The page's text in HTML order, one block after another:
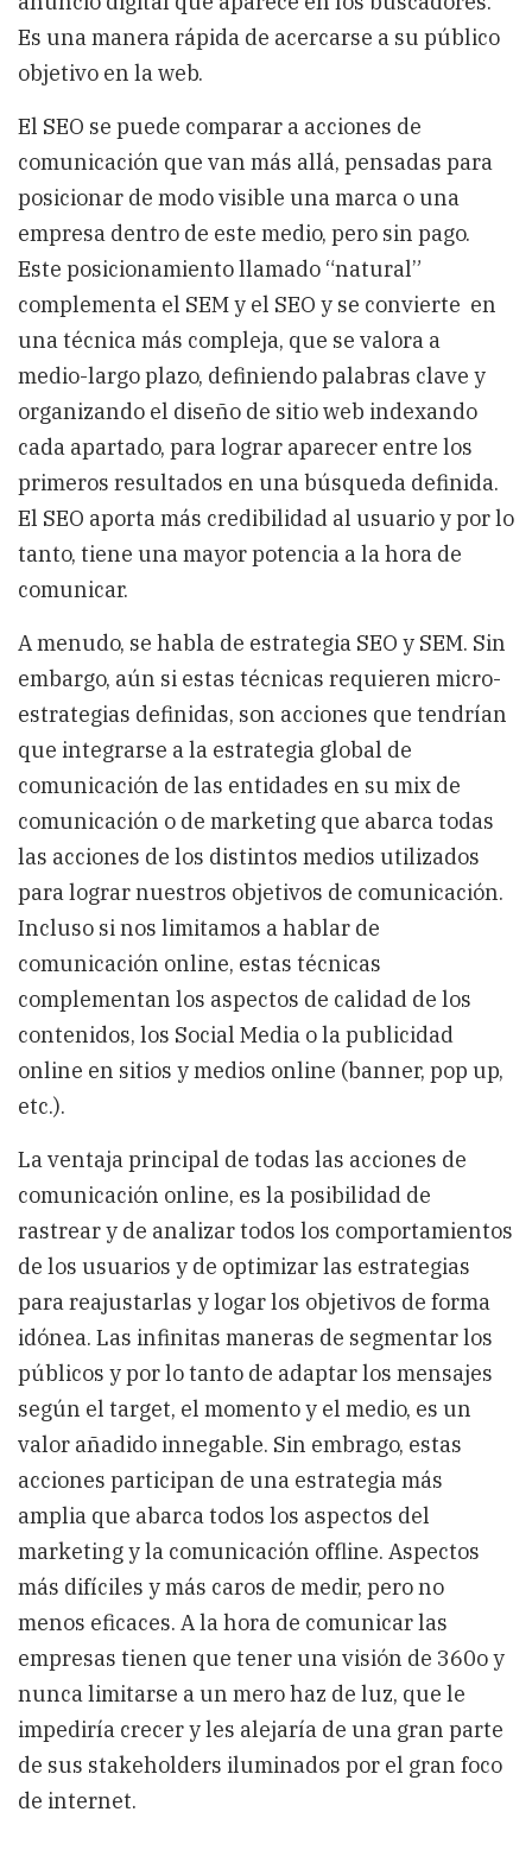
Es una manera rápida de acercarse a su público
objetivo en la web.
El SEO se puede comparar a acciones de
comunicación que van más allá, pensadas para
posicionar de modo visible una marca o una
empresa dentro de este medio, pero sin pago.
Este posicionamiento llamado “natural”
complementa el SEM y el SEO y se convierte en
una técnica más compleja, que se valora a
medio-largo plazo, definiendo palabras clave y
organizando el diseño de sitio web indexando
cada apartado, para lograr aparecer entre los
primeros resultados en una búsqueda definida.
El SEO aporta más credibilidad al usuario y por lo
tanto, tiene una mayor potencia a la hora de
comunicar.
A menudo, se habla de estrategia SEO y SEM. Sin
embargo, aún si estas técnicas requieren micro-
estrategias definidas, son acciones que tendrían
que integrarse a la estrategia global de
comunicación de las entidades en su mix de
comunicación o de marketing que abarca todas
las acciones de los distintos medios utilizados
para lograr nuestros objetivos de comunicación.
Incluso si nos limitamos a hablar de
comunicación online, estas técnicas
complementan los aspectos de calidad de los
contenidos, los Social Media o la publicidad
online en sitios y medios online (banner, pop up,
etc.).
La ventaja principal de todas las acciones de
comunicación online, es la posibilidad de
rastrear y de analizar todos los comportamientos
de los usuarios y de optimizar las estrategias
para reajustarlas y logar los objetivos de forma
idónea. Las infinitas maneras de segmentar los
públicos y por lo tanto de adaptar los mensajes
según el target, el momento y el medio, es un
valor añadido innegable. Sin embrago, estas
acciones participan de una estrategia más
amplia que abarca todos los aspectos del
marketing y la comunicación offline. Aspectos
más difíciles y más caros de medir, pero no
menos eficaces. A la hora de comunicar las
empresas tienen que tener una visión de 360o y
nunca limitarse a un mero haz de luz, que le
impediría crecer y les alejaría de una gran parte
de sus stakeholders iluminados por el gran foco
de internet.